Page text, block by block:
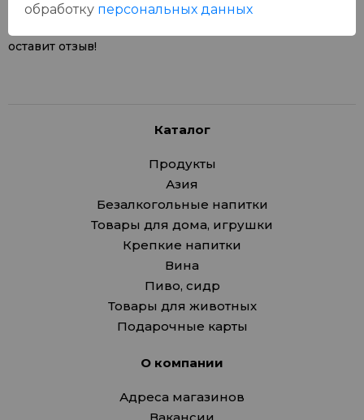
У данного товара еще нет отзывов, будьте первым, кто
оставит отзыв!
Каталог
Продукты
Азия
Безалкогольные напитки
Товары для дома, игрушки
Крепкие напитки
Вина
Пиво, сидр
Товары для животных
Подарочные карты
О компании
Адреса магазинов
обработку персональных данных